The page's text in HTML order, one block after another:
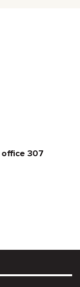
office 307